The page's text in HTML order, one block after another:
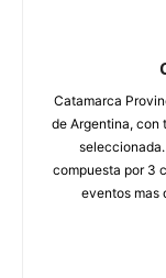
Catamarca
de Argentina, con
compuesta por 3
eventos mas